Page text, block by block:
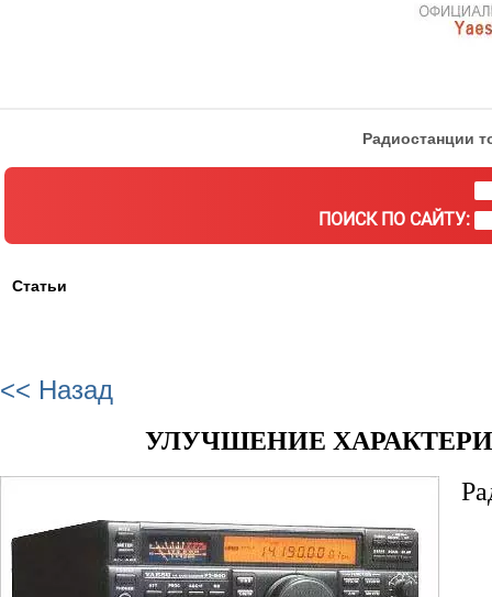
Радиостанции
ПОИСК ПО САЙТУ:
Статьи
<< Назад
УЛУЧШЕНИЕ